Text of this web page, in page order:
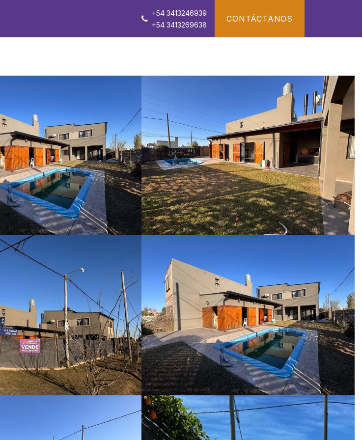
+54 3413246939
+54 3413269638
CONTÁCTANOS